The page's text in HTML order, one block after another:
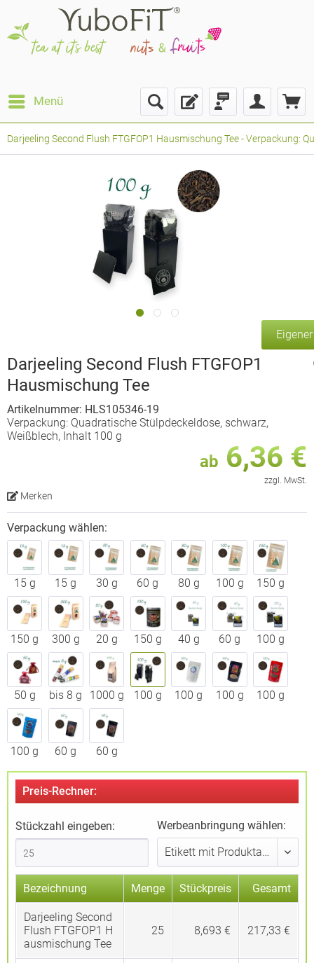
Menü
Darjeeling Second Flush FTGFOP1 Hausmischung Tee - Verpackung:
Darjeeling Second Flush FTGFOP1
Hausmischung Tee
Artikelnummer: HLS105346-19
Verpackung: Quadratische Stülpdeckeldose, schwarz,
Weißblech, Inhalt 100 g
ab 6,36 €
zzgl. MwSt.
Merken
Verpackung wählen:
15 g 15 g 30 g 60 g 80 g 100 g 150 g
150 g 300 g 20 g 150 g 40 g 60 g 100 g
50 g bis 8 g 1000 g 100 g 100 g 100 g 100 g
100 g 60 g 60 g
Preis-Rechner:
Stückzahl eingeben: Werbeanbringung wählen:
Bezeichnung Menge Stückpreis Gesamt
Darjeeling Second
Flush FTGFOP1 H
ausmischung Tee
25 8,693 € 217,33 €